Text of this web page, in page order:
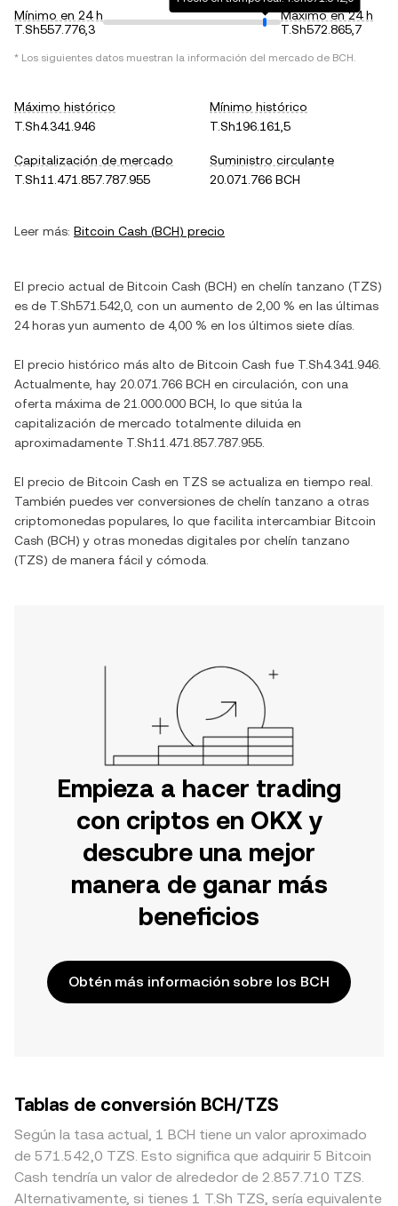
Mínimo en 24 h
T.Sh557.776,3
Máximo en 24 h
T.Sh572.865,7
* Los siguientes datos muestran la información del mercado de BCH.
Máximo histórico
T.Sh4.341.946
Mínimo histórico
T.Sh196.161,5
Capitalización de mercado
T.Sh11.471.857.787.955
Suministro circulante
20.071.766 BCH
Leer más: Bitcoin Cash (BCH) precio
El precio actual de Bitcoin Cash (BCH) en chelín tanzano (TZS)
es de T.Sh571.542,0 , con un aumento de 2,00 % en las últimas
24 horas yun aumento de 4,00 % en los últimos siete días.
El precio histórico más alto de Bitcoin Cash fue T.Sh4.341.946
Actualmente, hay 20.071.766 BCH en circulación, con una
oferta máxima de 21.000.000 BCH , lo que sitúa la
capitalización de mercado totalmente diluida en
aproximadamente T.Sh11.471.857.787.955
El precio de Bitcoin Cash en TZS se actualiza en tiempo real.
También puedes ver conversiones de chelín tanzano a otras
criptomonedas populares, lo que facilita intercambiar Bitcoin
Cash (BCH) y otras monedas digitales por chelín tanzano
(TZS) de manera fácil y cómoda.
Empieza a hacer trading
con criptos en OKX y
descubre una mejor
manera de ganar más
beneficios
Obtén más información sobre los BCH
Tablas de conversión BCH/TZS
Según la tasa actual, 1 BCH tiene un valor aproximado
de 571.542,0 TZS. Esto significa que adquirir 5 Bitcoin
Cash tendría un valor de alrededor de 2.857.710 TZS.
Alternativamente, si tienes 1 T.Sh TZS, sería equivalente